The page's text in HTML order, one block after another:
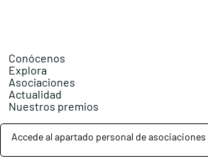
Conócenos
Explora
Asociaciones
Actualidad
Nuestros premios
Accede al apartado personal de asociaciones